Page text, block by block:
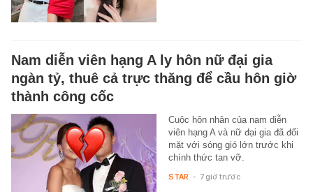
Nam diễn viên hạng A ly hôn nữ đại gia
ngàn tỷ, thuê cả trực thăng để cầu hôn giờ
thành công cốc
Cuộc hôn nhân của nam diễn
viên hạng A và nữ đại gia đã đối
mặt với sóng gió lớn trước khi
chính thức tan vỡ.
STAR - 7 giờ trước